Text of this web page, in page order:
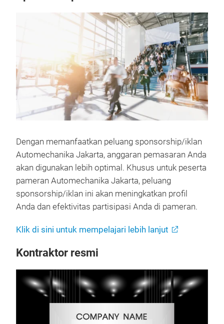
Dengan memanfaatkan peluang sponsorship/iklan
Automechanika Jakarta, anggaran pemasaran Anda
akan digunakan lebih optimal. Khusus untuk peserta
pameran Automechanika Jakarta, peluang
sponsorship/iklan ini akan meningkatkan profil
Anda dan efektivitas partisipasi Anda di pameran.
Klik di sini untuk mempelajari lebih lanjut
Kontraktor resmi